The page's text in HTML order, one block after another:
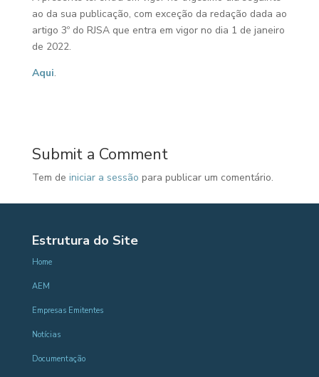
ao da sua publicação, com exceção da redação dada ao
artigo 3º do RJSA que entra em vigor no dia 1 de janeiro
de 2022.
Aqui.
Submit a Comment
Tem de iniciar a sessão para publicar um comentário.
Estrutura do Site
Home
AEM
Empresas Emitentes
Notícias
Documentação